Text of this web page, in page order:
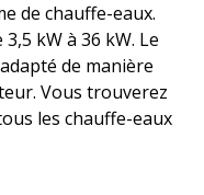
de chauffe-eaux.
kW à 36 kW. Le
de manière
Vous trouverez
les chauffe-eaux